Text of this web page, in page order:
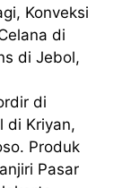
Konveksi
di
di Jebol,
di
di Kriyan,
Produk
Pasar